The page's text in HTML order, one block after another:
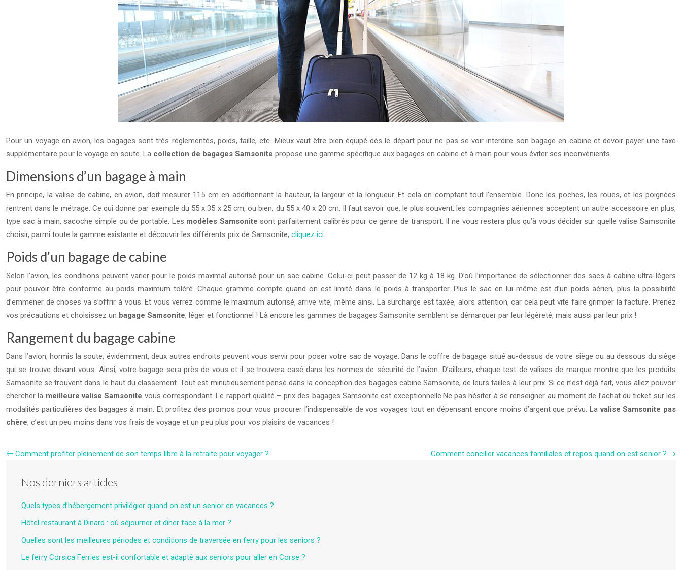
Pour un voyage en avion, les bagages sont très réglementés, poids, taille, etc. Mieux vaut être bien équipé dès le départ pour ne pas se voir interdire son bagage en cabine et devoir payer une taxe
supplémentaire pour le voyage en soute. La collection de bagages Samsonite propose une gamme spécifique aux bagages en cabine et à main pour vous éviter ses inconvénients.
Dimensions d’un bagage à main
En principe, la valise de cabine, en avion, doit mesurer 115 cm en additionnant la hauteur, la largeur et la longueur. Et cela en comptant tout l’ensemble. Donc les poches, les roues, et les poignées
rentrent dans le métrage. Ce qui donne par exemple du 55 x 35 x 25 cm, ou bien, du 55 x 40 x 20 cm. Il faut savoir que, le plus souvent, les compagnies aériennes acceptent un autre accessoire en plus,
type sac à main, sacoche simple ou de portable. Les modèles Samsonite sont parfaitement calibrés pour ce genre de transport. Il ne vous restera plus qu’à vous décider sur quelle valise Samsonite
choisir, parmi toute la gamme existante et découvrir les différents prix de Samsonite, cliquez ici.
Poids d’un bagage de cabine
Selon l’avion, les conditions peuvent varier pour le poids maximal autorisé pour un sac cabine. Celui-ci peut passer de 12 kg à 18 kg. D’où l’importance de sélectionner des sacs à cabine ultra-légers
pour pouvoir être conforme au poids maximum toléré. Chaque gramme compte quand on est limité dans le poids à transporter. Plus le sac en lui-même est d’un poids aérien, plus la possibilité
d’emmener de choses va s’offrir à vous. Et vous verrez comme le maximum autorisé, arrive vite, même ainsi. La surcharge est taxée, alors attention, car cela peut vite faire grimper la facture. Prenez
vos précautions et choisissez un bagage Samsonite, léger et fonctionnel ! Là encore les gammes de bagages Samsonite semblent se démarquer par leur légèreté, mais aussi par leur prix !
Rangement du bagage cabine
Dans l’avion, hormis la soute, évidemment, deux autres endroits peuvent vous servir pour poser votre sac de voyage. Dans le coffre de bagage situé au-dessus de votre siège ou au dessous du siège
qui se trouve devant vous. Ainsi, votre bagage sera près de vous et il se trouvera casé dans les normes de sécurité de l’avion. D’ailleurs, chaque test de valises de marque montre que les produits
Samsonite se trouvent dans le haut du classement. Tout est minutieusement pensé dans la conception des bagages cabine Samsonite, de leurs tailles à leur prix. Si ce n’est déjà fait, vous allez pouvoir
chercher la meilleure valise Samsonite vous correspondant. Le rapport qualité – prix des bagages Samsonite est exceptionnelle.Ne pas hésiter à se renseigner au moment de l’achat du ticket sur les
modalités particulières des bagages à main. Et profitez des promos pour vous procurer l’indispensable de vos voyages tout en dépensant encore moins d’argent que prévu. Lavalise Samsonite pas
chère, c’est un peu moins dans vos frais de voyage et un peu plus pour vos plaisirs de vacances !
Comment profiter pleinement de son temps libre à la retraite pour voyager ? Comment concilier vacances familiales et repos quand on est senior ?
Nos derniers articles
Quels types d’hébergement privilégier quand on est un senior en vacances ?
Hôtel restaurant à Dinard : où séjourner et dîner face à la mer ?
Quelles sont les meilleures périodes et conditions de traversée en ferry pour les seniors ?
Le ferry Corsica Ferries est-il confortable et adapté aux seniors pour aller en Corse ?